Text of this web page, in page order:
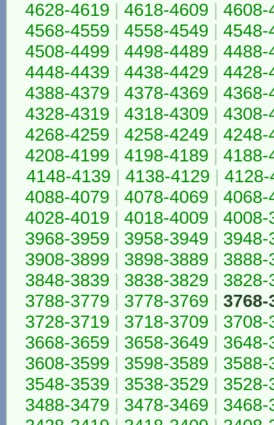
4628-4619 | 4618-4609 | 4608-
4568-4559 | 4558-4549 | 4548-
4508-4499 | 4498-4489 | 4488-
4448-4439 | 4438-4429 | 4428-
4388-4379 | 4378-4369 | 4368-
4328-4319 | 4318-4309 | 4308-
4268-4259 | 4258-4249 | 4248-
4208-4199 | 4198-4189 | 4188-
4148-4139 | 4138-4129 | 4128-
4088-4079 | 4078-4069 | 4068-
4028-4019 | 4018-4009 | 4008-
3968-3959 | 3958-3949 | 3948-
3908-3899 | 3898-3889 | 3888-
3848-3839 | 3838-3829 | 3828-
3788-3779 | 3778-3769 | 3768-
3728-3719 | 3718-3709 | 3708-
3668-3659 | 3658-3649 | 3648-
3608-3599 | 3598-3589 | 3588-
3548-3539 | 3538-3529 | 3528-
3488-3479 | 3478-3469 | 3468-